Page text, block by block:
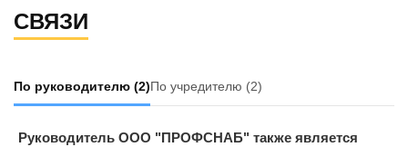
СВЯЗИ
По руководителю (2)По учредителю (2)
Руководитель ООО "ПРОФСНАБ" также является